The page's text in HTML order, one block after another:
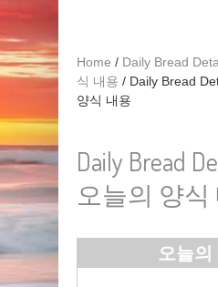
Home / Daily Bread
식 내용 / Daily Bread
양식 내용
Daily Bread
오늘의 양식
오늘의